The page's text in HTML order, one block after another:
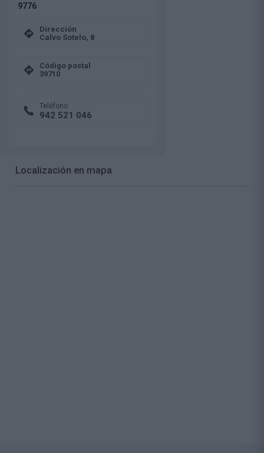
9776
Dirección
Calvo Sotelo, 8
Código postal
39710
Teléfono
942 521 046
Localización en mapa